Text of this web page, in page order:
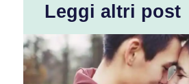
Leggi altri post